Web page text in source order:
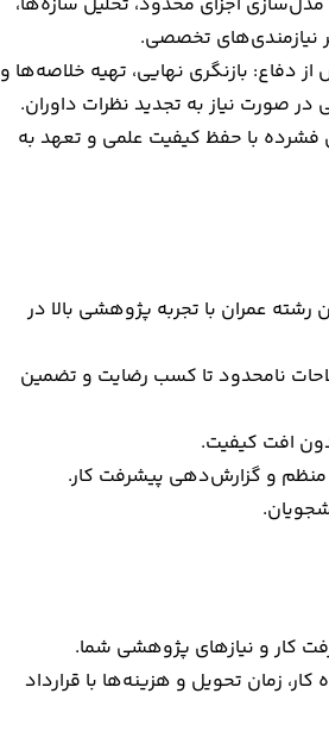
نیازمندی‌های تخصصی.
دفاع: بازنگری نهایی، تهیه خلاصه‌ها و
صورت نیاز به تجدید نظرات داوران.
فشرده با حفظ کیفیت علمی و تعهد به
عمران با تجربه پژوهشی بالا در
نامحدود تا کسب رضایت و تضمین
افت کیفیت.
منظم و گزارش‌دهی پیشرفت کار.
کار و نیازهای پژوهشی شما.
زمان تحویل و هزینه‌ها با قرارداد